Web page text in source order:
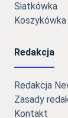
Siatkówka
Koszykówka
Redakcja
Redakcja
Zasady
Kontakt